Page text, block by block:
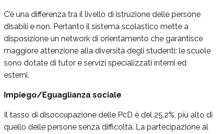
C’è una differenza tra il livello di istruzione delle persone
disabili e non. Pertanto il sistema scolastico mette a
disposizione un network di orientamento che garantisce
maggiore attenzione alla diversità degli studenti: le scuole
sono dotate di tutor e servizi specializzati interni ed
esterni.
Impiego/Eguaglianza sociale
Il tasso di disoccupazione delle PcD è del 25.2%, più alto di
quello delle persone senza difficoltà. La partecipazione al